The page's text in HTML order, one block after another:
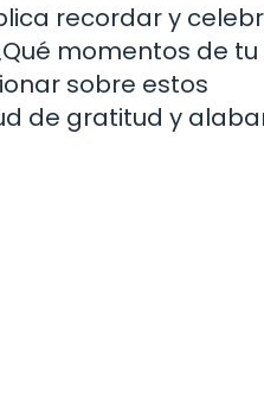
recordar y
momentos de
sobre estos
de gratitud y